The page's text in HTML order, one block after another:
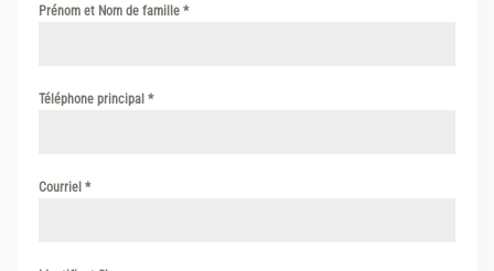
Prénom et Nom de famille *
Téléphone principal *
Courriel *